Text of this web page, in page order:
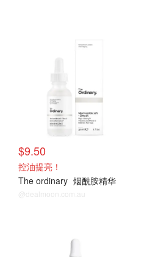
$9.50
控油提亮！
The ordinary 烟酰胺精华
@dealmoon.com.au